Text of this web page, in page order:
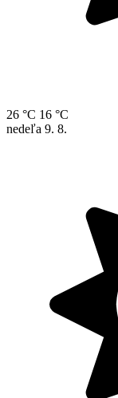
26 °C 16 °C
nedeľa 9. 8.